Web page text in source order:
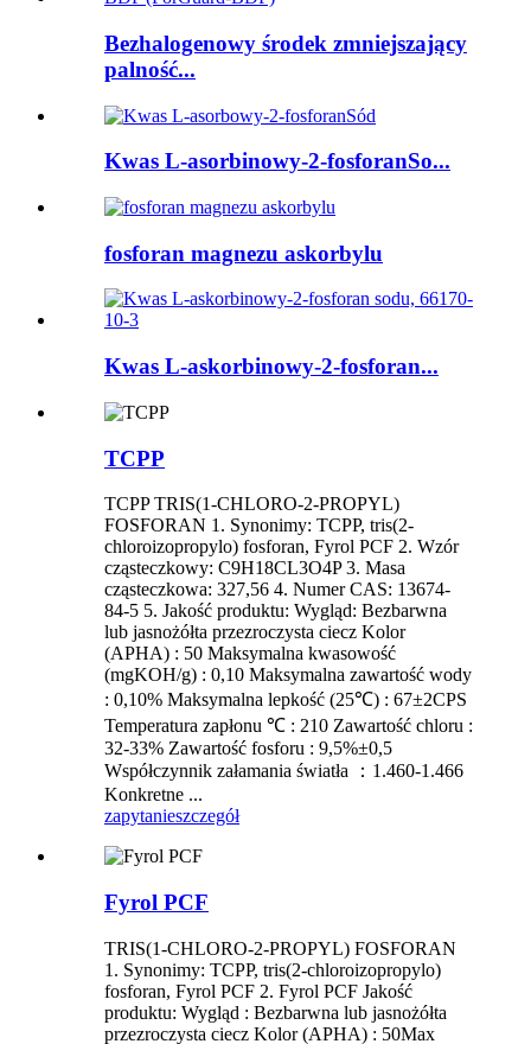
Bezhalogenowy środek zmniejszający
palność...
Kwas L-asorbinowy-2-fosforanSo...
fosforan magnezu askorbylu
Kwas L-askorbinowy-2-fosforan...
TCPP
TCPP TRIS(1-CHLORO-2-PROPYL)
FOSFORAN 1. Synonimy: TCPP, tris(2-
chloroizopropylo) fosforan, Fyrol PCF 2. Wzór
cząsteczkowy: C9H18CL3O4P 3. Masa
cząsteczkowa: 327,56 4. Numer CAS: 13674-
84-5 5. Jakość produktu: Wygląd: Bezbarwna
lub jasnożółta przezroczysta ciecz Kolor
(APHA) : 50 Maksymalna kwasowość
(mgKOH/g) : 0,10 Maksymalna zawartość wody
: 0,10% Maksymalna lepkość (25℃) : 67±2CPS
Temperatura zapłonu ℃ : 210 Zawartość chloru :
32-33% Zawartość fosforu : 9,5%±0,5
Współczynnik załamania światła ：1.460-1.466
Konkretne ...
zapytanieszczegół
Fyrol PCF
TRIS(1-CHLORO-2-PROPYL) FOSFORAN
1. Synonimy: TCPP, tris(2-chloroizopropylo)
fosforan, Fyrol PCF 2. Fyrol PCF Jakość
produktu: Wygląd : Bezbarwna lub jasnożółta
przezroczysta ciecz Kolor (APHA) : 50Max